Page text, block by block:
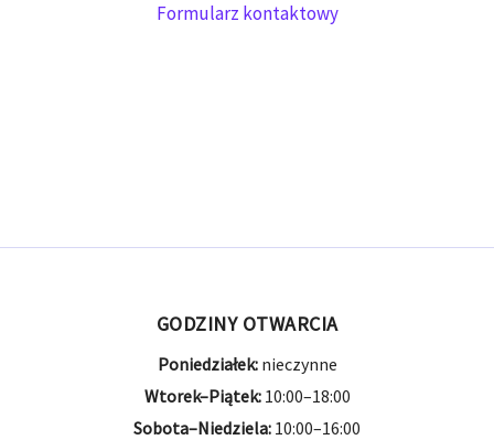
Formularz kontaktowy
GODZINY OTWARCIA
Poniedziałek:nieczynne
Wtorek–Piątek:10:00–18:00
Sobota–Niedziela: 10:00–16:00